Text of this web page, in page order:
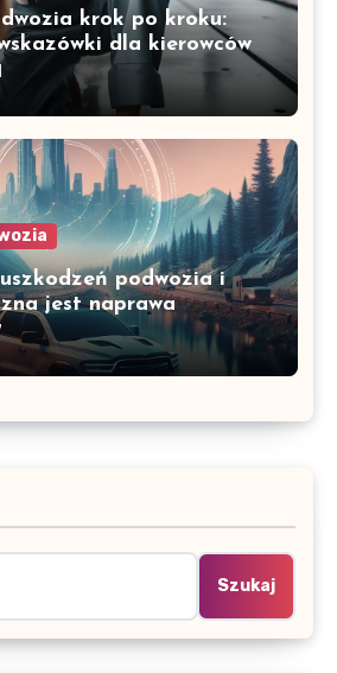
krok po kroku:
dla kierowców
podwozia i
jest naprawa
Szukaj